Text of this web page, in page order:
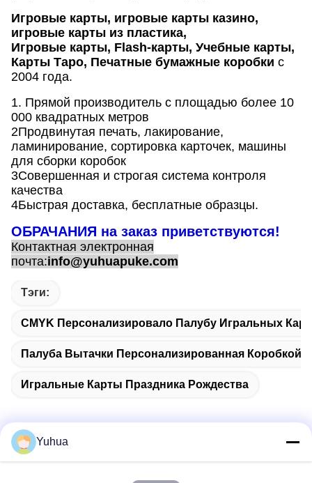
Игровые карты, игровые карты казино,
игровые карты из пластика,
Игровые карты, Flash-карты, Учебные карты,
Карты Таро, Печатные бумажные коробки с
2004 года.
1. Прямой производитель с площадью более 10
000 квадратных метров
2Продвинутая печать, лакирование,
ламинирование, сортировка карточек, машины
для сборки коробок
3Совершенная и строгая система контроля
качества
4Быстрая доставка, бесплатные образцы.
ОБРАЧАНИЯ на заказ приветствуются!
Контактная электронная
почта:info@yuhuapuke.com
Тэги:
CMYK Персонализировало Палубу Игральных Карт
Палуба Вытачки Персонализированная Коробкой
Игральные Карты Праздника Рождества
Yuhua